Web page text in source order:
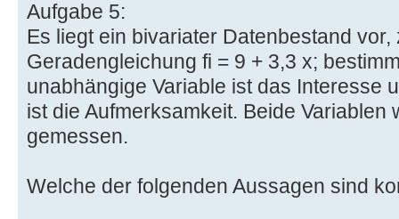
Aufgabe 5:
Es liegt ein bivariater Datenbestand vor,
Geradengleichung fi = 9 + 3,3 x;
unabhängige Variable ist das Interesse
ist die Aufmerksamkeit. Beide Variablen
gemessen.
Welche der folgenden Aussagen sind